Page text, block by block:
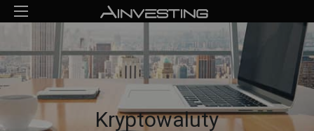
Kryptowaluty